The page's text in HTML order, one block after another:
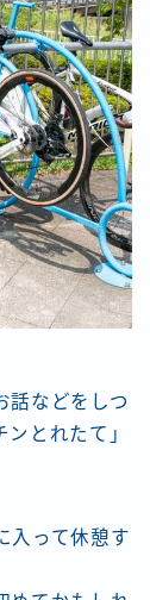
話などをしつ
とれたて」
入って休憩す